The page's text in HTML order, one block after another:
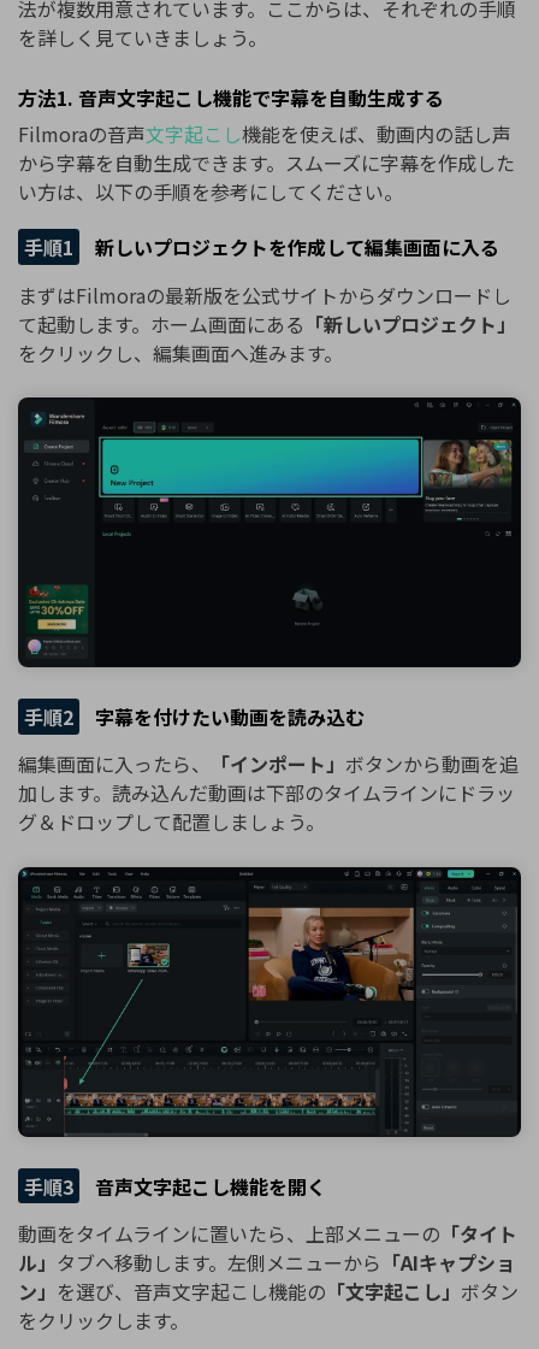
法が複数用意されています。ここからは、それぞれの手順
を詳しく見ていきましょう。
方法1. 音声文字起こし機能で字幕を自動生成する
Filmoraの音声文字起こし機能を使えば、動画内の話し声
から字幕を自動生成できます。スムーズに字幕を作成した
い方は、以下の手順を参考にしてください。
手順1
新しいプロジェクトを作成して編集画面に入る
まずはFilmoraの最新版を公式サイトからダウンロードし
て起動します。ホーム画面にある 「新しいプロジェクト」
をクリックし、編集画面へ進みます。
手順2
字幕を付けたい動画を読み込む
編集画面に入ったら、
「インポート」 ボタンから動画を追
加します。読み込んだ動画は下部のタイムラインにドラッ
グ＆ドロップして配置しましょう。
手順3
音声文字起こし機能を開く
動画をタイムラインに置いたら、上部メニューの 「タイト
ル」 タブへ移動します。左側メニューから 「AIキャプショ
ン」 を選び、音声文字起こし機能の 「文字起こし」 ボタン
をクリックします。